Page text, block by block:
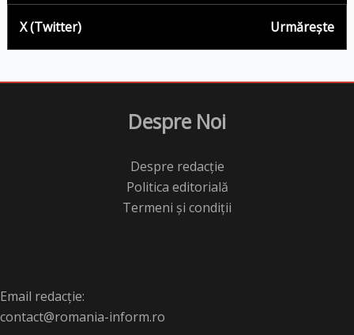
X (Twitter) Urmărește
Despre Noi
Despre redacție
Politica editorială
Termeni și condiții
Email redacție:
contact@romania-inform.ro